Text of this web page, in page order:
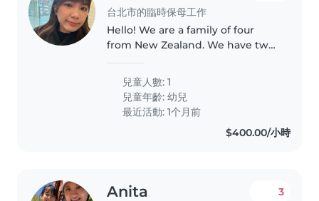
台北市的臨時保母工作
Hello! We are a family of four
from New Zealand. We have two
are friendly, curious, and enjoy
books, outdoor play, and creative
activities. We are looking..
兒童人數: 1
兒童年齡:幼兒
最近活動: 1个月前
$400.00/小時
Anita 3